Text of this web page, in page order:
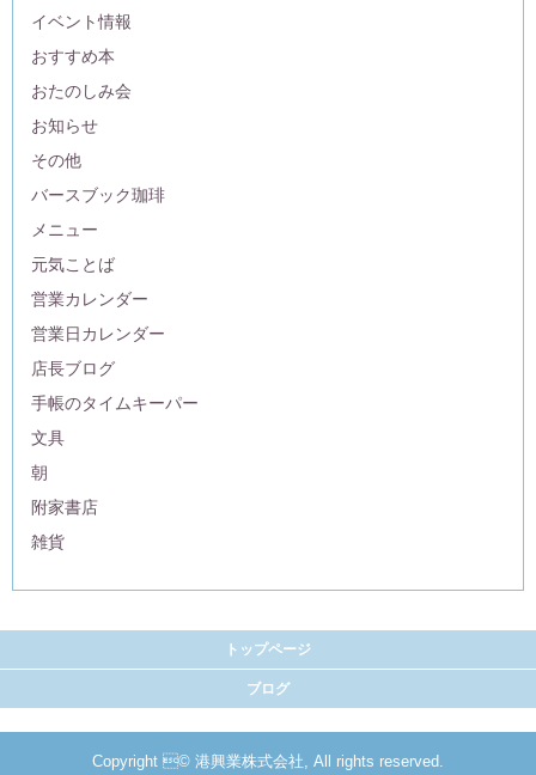
イベント情報
おすすめ本
おたのしみ会
お知らせ
その他
バースブック珈琲
メニュー
元気ことば
営業カレンダー
営業日カレンダー
店長ブログ
手帳のタイムキーパー
文具
朝
附家書店
雑貨
トップページ
ブログ
Copyright © 港興業株式会社, All rights reserved.